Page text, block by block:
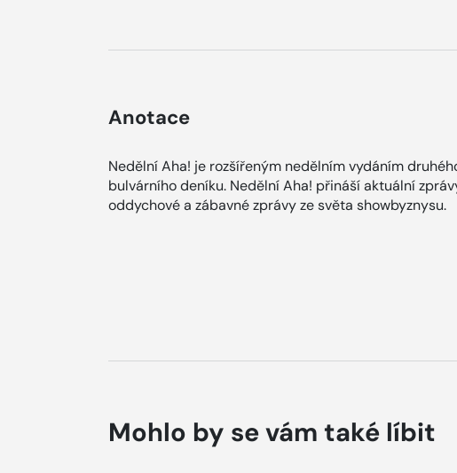
Anotace
Nedělní Aha! je rozšířeným nedělním vydáním
bulvárního deníku. Nedělní Aha! přináší aktuální
oddychové a zábavné zprávy ze světa showbyznysu.
Mohlo by se vám také líbit